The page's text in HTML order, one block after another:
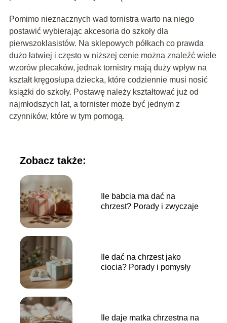
Pomimo nieznacznych wad tornistra warto na niego
postawić wybierając akcesoria do szkoły dla
pierwszoklasistów. Na sklepowych półkach co prawda
dużo łatwiej i często w niższej cenie można znaleźć wiele
wzorów plecaków, jednak tornistry mają duży wpływ na
kształt kręgosłupa dziecka, które codziennie musi nosić
książki do szkoły. Postawę należy kształtować już od
najmłodszych lat, a tornister może być jednym z
czynników, które w tym pomogą.
Zobacz także:
Ile babcia ma dać na
chrzest? Porady i zwyczaje
Ile dać na chrzest jako
ciocia? Porady i pomysły
Ile daje matka chrzestna na